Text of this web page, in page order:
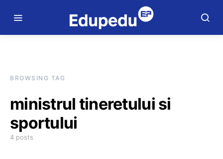
BROWSING TAG
ministrul tineretului si
sportului
4 posts